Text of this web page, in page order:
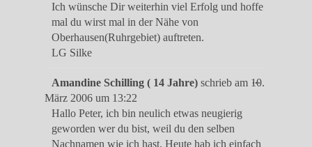
Ich wünsche Dir weiterhin viel Erfolg und hoffe
mal du wirst mal in der Nähe von
Oberhausen(Ruhrgebiet) auftreten.
LG Silke
Amandine Schilling ( 14 Jahre)schrieb am 10.
März 2006 um 13:22
Hallo Peter, ich bin neulich etwas neugierig
geworden wer du bist, weil du den selben
Nachnamen wie ich hast. Heute hab ich einfach
...Diese